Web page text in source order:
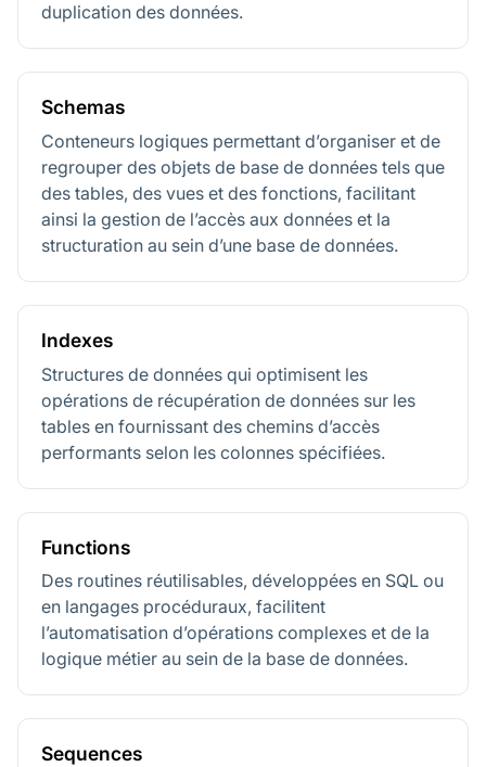
duplication des données.
Schemas
Conteneurs logiques permettant d’organiser et de
regrouper des objets de base de données tels que
des tables, des vues et des fonctions, facilitant
ainsi la gestion de l’accès aux données et la
structuration au sein d’une base de données.
Indexes
Structures de données qui optimisent les
opérations de récupération de données sur les
tables en fournissant des chemins d’accès
performants selon les colonnes spécifiées.
Functions
Des routines réutilisables, développées en SQL ou
en langages procéduraux, facilitent
l’automatisation d’opérations complexes et de la
logique métier au sein de la base de données.
Sequences